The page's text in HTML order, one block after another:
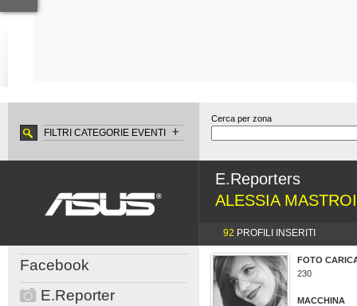
FILTRI CATEGORIE EVENTI
Cerca per zona
E.Reporters
ALESSIA
92 PROFILI INSERITI
Facebook
E.Reporter
FOTO
230
MACCHINA